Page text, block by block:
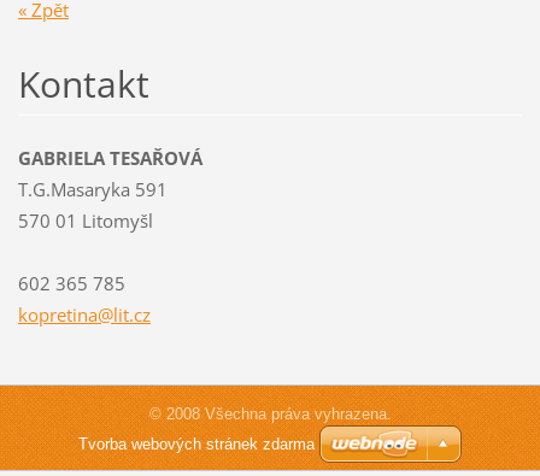
« Zpět
Kontakt
GABRIELA TESAŘOVÁ
T.G.Masaryka 591
570 01 Litomyšl
602 365 785
kopretina@lit.cz
© 2008 Všechna práva vyhrazena.
Tvorba webových stránek zdarma